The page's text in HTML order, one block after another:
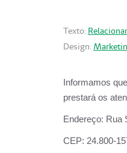
Texto:
Design:
Informamos
prestará os
Endereço: Rua
CEP: 24.800-